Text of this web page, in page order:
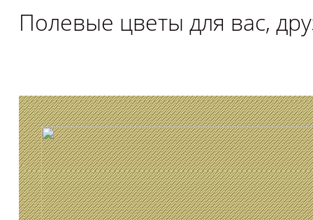
Полевые цветы для вас,